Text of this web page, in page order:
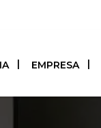
EMPRESA